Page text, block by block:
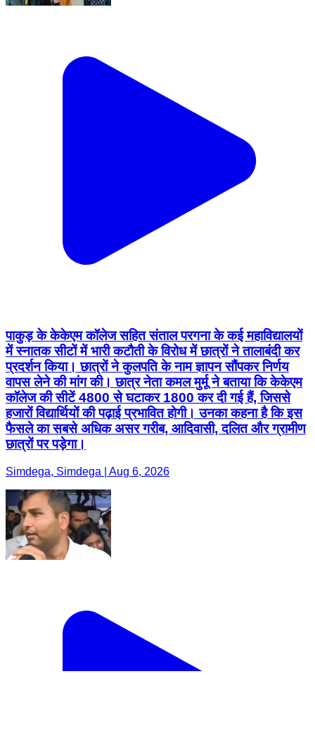
पाकुड़ के केकेएम कॉलेज सहित संताल परगना के कई महाविद्यालयों
में स्नातक सीटों में भारी कटौती के विरोध में छात्रों ने तालाबंदी कर
प्रदर्शन किया। छात्रों ने कुलपति के नाम ज्ञापन सौंपकर निर्णय
वापस लेने की मांग की। छात्र नेता कमल मुर्मू ने बताया कि केकेएम
कॉलेज की सीटें 4800 से घटाकर 1800 कर दी गई हैं, जिससे
हजारों विद्यार्थियों की पढ़ाई प्रभावित होगी। उनका कहना है कि इस
फैसले का सबसे अधिक असर गरीब, आदिवासी, दलित और ग्रामीण
छात्रों पर पड़ेगा।
Simdega, Simdega | Aug 6, 2026